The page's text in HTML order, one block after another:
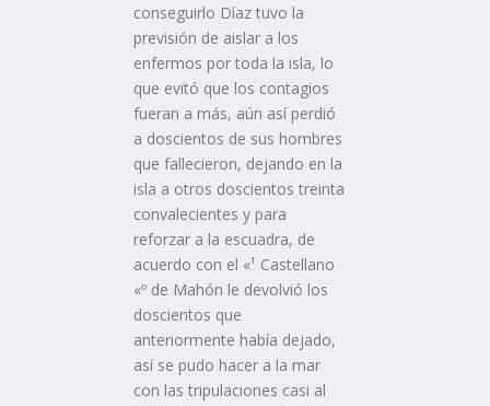
conseguirlo Dí­az tuvo la
previsión de aislar a los
enfermos por toda la isla, lo
que evitó que los contagios
fueran a más, aún así­ perdió
a doscientos de sus hombres
que fallecieron, dejando en la
isla a otros doscientos treinta
convalecientes y para
reforzar a la escuadra, de
acuerdo con el «¹ Castellano
«º de Mahón le devolvió los
doscientos que
anteriormente habí­a dejado,
así­ se pudo hacer a la mar
con las tripulaciones casi al